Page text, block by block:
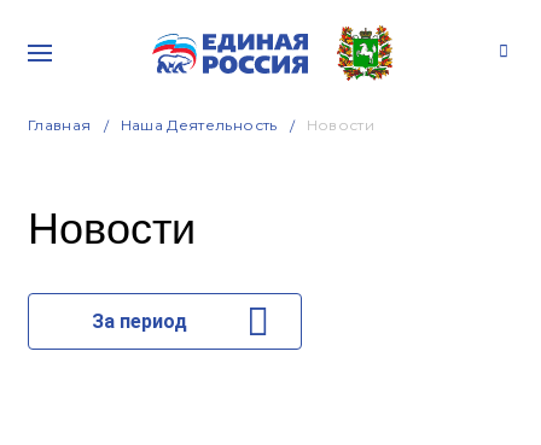
Главная Наша Деятельность Новости
Новости
За период